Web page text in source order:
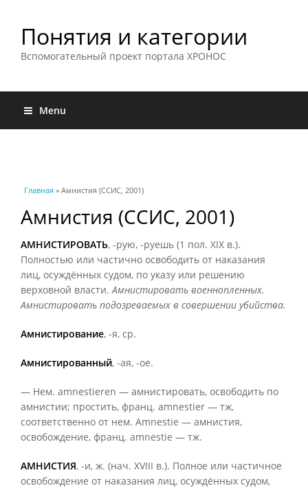
Понятия и категории
Вспомогательный проект портала ХРОНОС
Menu
Вы здесь
Главная » Амнистия (ССИС, 2001)
Амнистия (ССИС, 2001)
АМНИСТИРОВАТЬ, -рую, -руешь (1 пол. XIX в.).
Полностью или частично освободить от наказания
лиц, осуждённых судом, по указу или решению
верховной власти. Амнистировать военнопленных.
Амнистировать подозреваемых в совершении убийства.
Амнистирование, -я, ср.
Амнистированный, -ая, -ое.
— Нем. amnestieren — амнистировать, освободить по
амнистии; простить, франц. amnestier — тж,
соответственно от нем. Amnestie — амнистия,
освобождение, франц. amnestie — тж.
АМНИСТИЯ, -и, ж. (нач. XVIII в.). Полное или частичное
освобождение от наказания лиц, осуждённых судом,